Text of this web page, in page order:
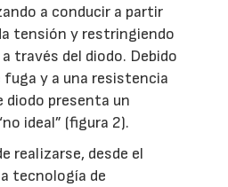
a conducir a partir
tensión y restringiendo
través del diodo. Debido
y a una resistencia
presenta un
ideal” (figura 2).
realizarse, desde el
tecnología de